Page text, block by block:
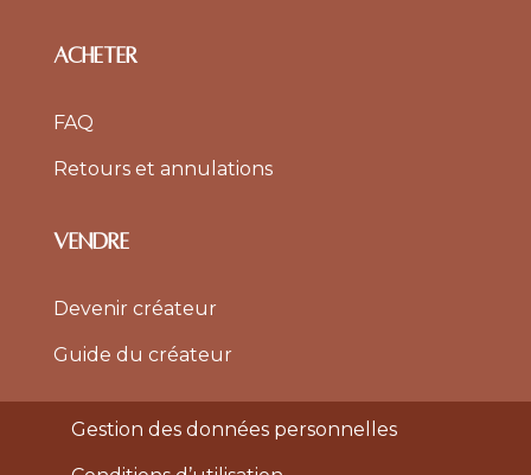
ACHETER
FAQ
Retours et annulations
VENDRE
Devenir créateur
Guide du créateur
Gestion des données personnelles